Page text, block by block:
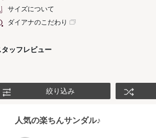
サイズについて
ダイアナのこだわり
タッフレビュー
絞り込み
人気の楽ちんサンダル♪